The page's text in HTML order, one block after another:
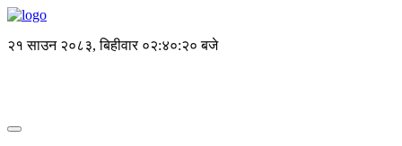
२१ साउन २०८३, बिहीवार ०२:४०:२० बजे